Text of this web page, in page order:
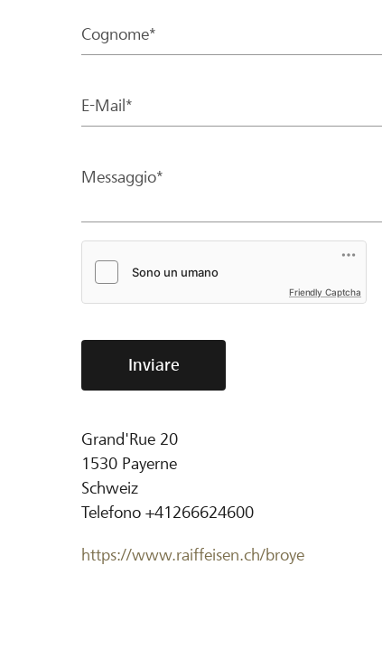
Cognome*
E-Mail*
Messaggio*
Friendly Captcha
Inviare
Grand'Rue 20
1530 Payerne
Schweiz
Telefono +41266624600
https://www.raiffeisen.ch/broye